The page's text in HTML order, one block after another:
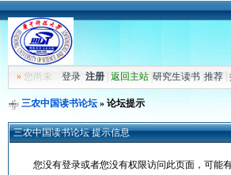
»您尚未 登录 注册| 返回主站| 研究生读书| 推荐|
三农中国读书论坛» 论坛提示
三农中国读书论坛 提示信息
您没有登录或者您没有权限访问此页面，可能